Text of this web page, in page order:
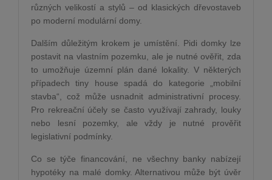
různých velikostí a stylů – od klasických dřevostaveb
po moderní modulární domy.
Dalším důležitým krokem je umístění. Pidi domky lze
postavit na vlastním pozemku, ale je nutné ověřit, zda
to umožňuje územní plán dané lokality. V některých
případech tiny house spadá do kategorie „mobilní
stavba“, což může usnadnit administrativní procesy.
Pro rekreační účely se často využívají zahrady, louky
nebo lesní pozemky, ale vždy je nutné prověřit
legislativní podmínky.
Co se týče financování, ne všechny banky nabízejí
hypotéky na malé domky. Alternativou může být úvěr